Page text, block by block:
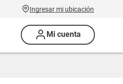
Ingresar mi ubicación
Mi cuenta